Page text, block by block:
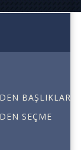
BAŞLIKLAR
SEÇME